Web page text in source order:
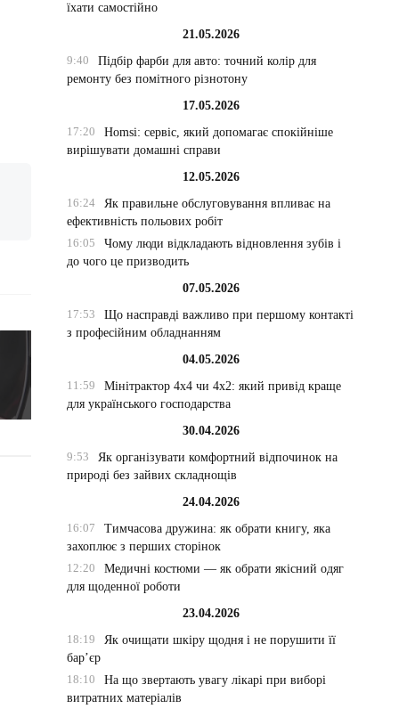
їхати самостійно
21.05.2026
9:40
Підбір фарби для авто: точний колір для
ремонту без помітного різнотону
17.05.2026
17:20
Homsi: сервіс, який допомагає спокійніше
вирішувати домашні справи
12.05.2026
16:24
Як правильне обслуговування впливає на
ефективність польових робіт
16:05
Чому люди відкладають відновлення зубів і
до чого це призводить
07.05.2026
17:53
Що насправді важливо при першому контакті
з професійним обладнанням
04.05.2026
11:59
Мінітрактор 4х4 чи 4х2: який привід краще
для українського господарства
30.04.2026
9:53
Як організувати комфортний відпочинок на
природі без зайвих складнощів
24.04.2026
16:07
Тимчасова дружина: як обрати книгу, яка
захоплює з перших сторінок
12:20
Медичні костюми — як обрати якісний одяг
для щоденної роботи
23.04.2026
18:19
Як очищати шкіру щодня і не порушити її
бар’єр
18:10
На що звертають увагу лікарі при виборі
витратних матеріалів